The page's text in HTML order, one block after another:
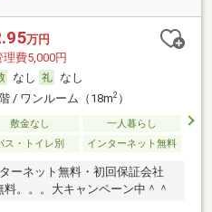
万円
理費5,000円
なし
なし
/ ワンルーム（18m2）
敷金なし
一人暮らし
ス・トイレ別 インターネット無料
ーネット無料・初回保証会社
。。。大キャンペーン中＾＾